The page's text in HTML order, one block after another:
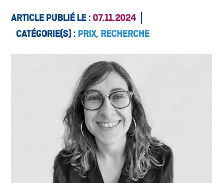
ARTICLE PUBLIÉ LE : 07.11.2024
CATÉGORIE(S) : PRIX, RECHERCHE